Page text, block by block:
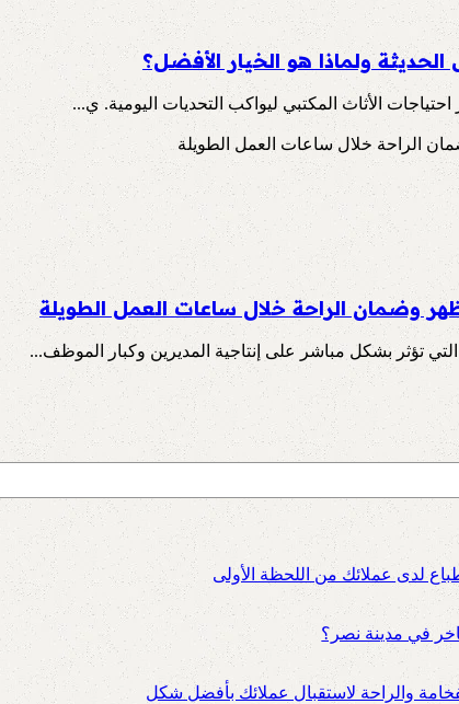
ولماذا هو الخيار الأفضل؟
الأثاث المكتبي ليواكب التحديات اليومية. ي...
وضمان الراحة خلال ساعات العمل الطويلة
تؤثر بشكل مباشر على إنتاجية المديرين وكبار الموظف...
لدى عملائك من اللحظة الأولى
في مدينة نصر؟
والراحة لاستقبال عملائك بأفضل شكل